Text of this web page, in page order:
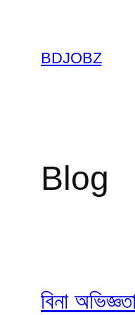
contentBDJOBZ
Blog
বিনা